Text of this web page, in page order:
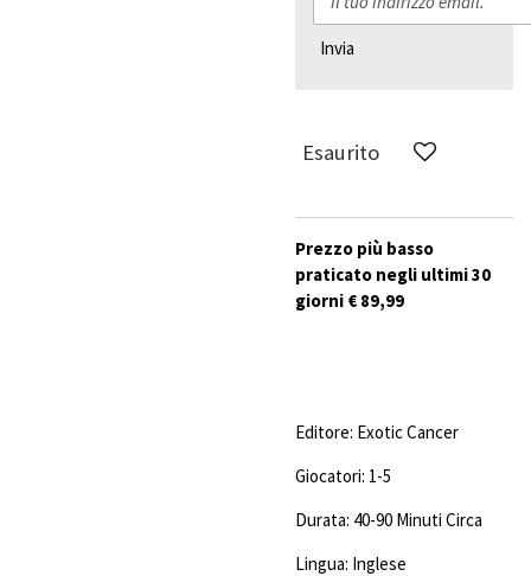
Invia
Esaurito
Prezzo più basso
praticato negli ultimi 30
giorni € 89,99
Editore: Exotic Cancer
Giocatori: 1-5
Durata: 40-90 Minuti Circa
Lingua: Inglese